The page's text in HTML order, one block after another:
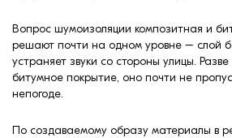
Вопрос шумоизоляции композитная и
решают почти на одном уровне – слой
устраняет звуки со стороны улицы.
битумное покрытие, оно почти не
непогоде.
По создаваемому образу материалы в